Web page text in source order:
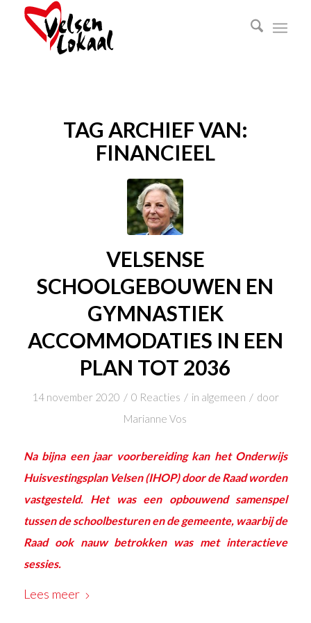
TAG ARCHIEF VAN:
FINANCIEEL
VELSENSE
SCHOOLGEBOUWEN EN
GYMNASTIEK
ACCOMMODATIES IN EEN
PLAN TOT 2036
14 november 2020 / 0 Reacties / in algemeen / door
Marianne Vos
Na bijna een jaar voorbereiding kan het Onderwijs
Huisvestingsplan Velsen (IHOP) door de Raad worden
vastgesteld. Het was een opbouwend samenspel
tussen de schoolbesturen en de gemeente, waarbij de
Raad ook nauw betrokken was met interactieve
sessies.
Lees meer